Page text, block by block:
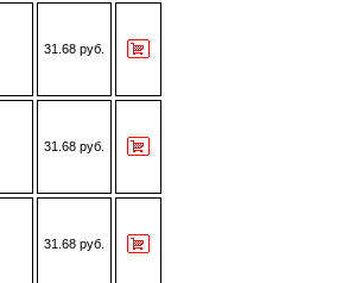
31.68 руб.
31.68 руб.
31.68 руб.